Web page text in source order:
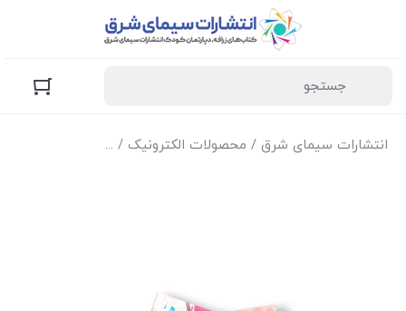
انتشارات سیمای شرق / محصولات الکترونیک / نسخه الکترونیک